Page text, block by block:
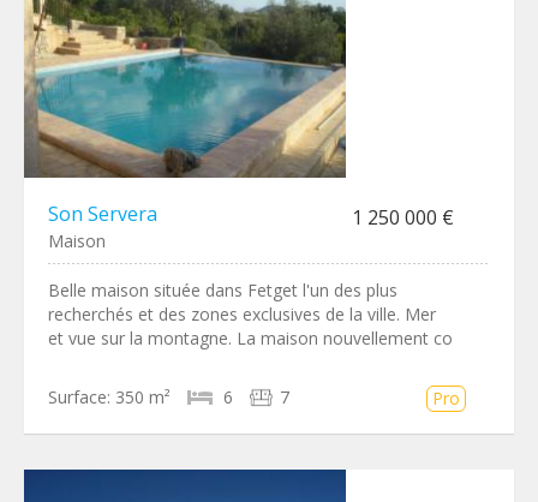
Son Servera 1 250 000 €
Maison
Belle maison située dans Fetget l'un des plus
recherchés et des zones exclusives de la ville. Mer
et vue sur la montagne. La maison nouvellement co
Surface: 350 m² 6 7 Pro